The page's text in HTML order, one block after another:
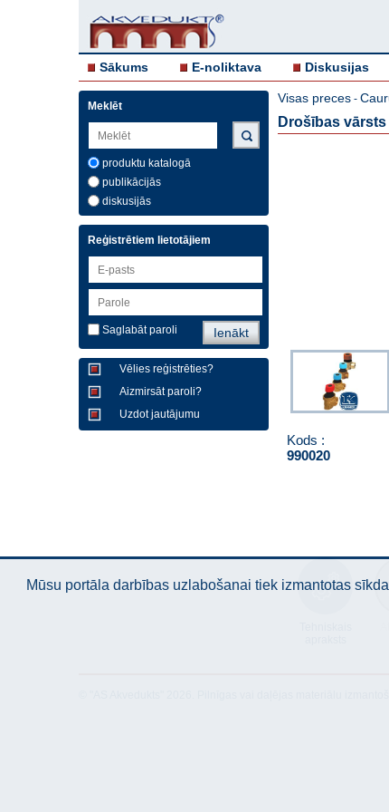
Sākums E-noliktava Diskusijas
Meklēt
produktu katalogā
publikācijās
diskusijās
Reģistrētiem lietotājiem
Saglabāt paroli
Vēlies reģistrēties?
Aizmirsāt paroli?
Uzdot jautājumu
Visas preces -
Drošības vārsts
Kods :
990020
Mūsu portāla darbības uzlabošanai tiek izmantotas